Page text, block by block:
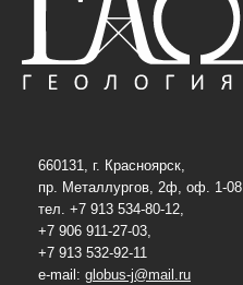
660131, г. Красноярск,
пр. Металлургов, 2ф, оф. 1-08
тел. +7 913 534-80-12,
+7 906 911-27-03,
+7 913 532-92-11
e-mail: globus-j@mail.ru